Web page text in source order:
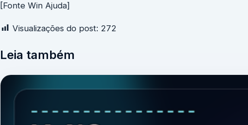
[Fonte Win Ajuda]
Visualizações do post: 272
Leia também